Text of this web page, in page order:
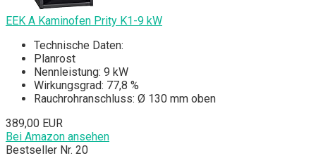
EEK A Kaminofen Prity K1-9 kW
Technische Daten:
Planrost
Nennleistung: 9 kW
Wirkungsgrad: 77,8 %
Rauchrohranschluss: Ø 130 mm oben
389,00 EUR
Bei Amazon ansehen
Bestseller Nr. 20